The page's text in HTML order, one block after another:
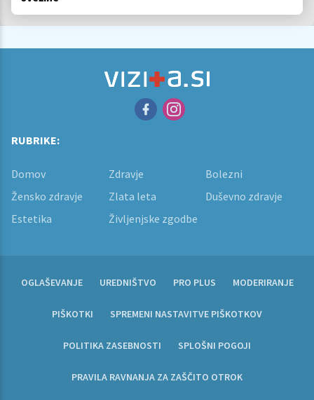
RUBRIKE:
Domov Zdravje
Bolezni
Žensko zdravje
Zlata leta
Duševno zdravje
Estetika
Življenjske zgodbe
OGLAŠEVANJE UREDNIŠTVO PRO PLUS MODERIRANJE
PIŠKOTKI SPREMENI NASTAVITVE PIŠKOTKOV
POLITIKA ZASEBNOSTI SPLOŠNI POGOJI
PRAVILA RAVNANJA ZA ZAŠČITO OTROK